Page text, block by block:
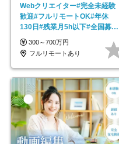
Webクリエイター#完全未経験
歓迎#フルリモートOK#年休
130日#残業月5h以下#全国募集
#最大1年の研修
300～700万円
フルリモートあり